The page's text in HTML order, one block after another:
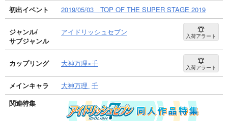
初出イベント
2019/05/03 TOP OF THE SUPER STAGE 2019
ジャンル/
サブジャンル
アイドリッシュセブン 入荷アラート
カップリング 大神万理×千 入荷アラート
メインキャラ 大神万理 千
関連特集